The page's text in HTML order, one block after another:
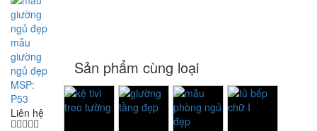
mẫu
giường
ngủ đẹp
MSP:
P53
Liên hệ
Sản phẩm cùng loại